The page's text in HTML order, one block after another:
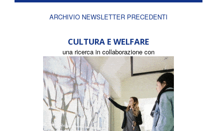
ARCHIVIO NEWSLETTER PRECEDENTI
CULTURA E WELFARE
una ricerca in collaborazione con